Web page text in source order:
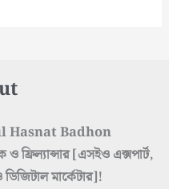
Hasnat Badhon
ও ফ্রিল্যান্সার [এসইও এক্সপার্ট,
মার্কেটার]!